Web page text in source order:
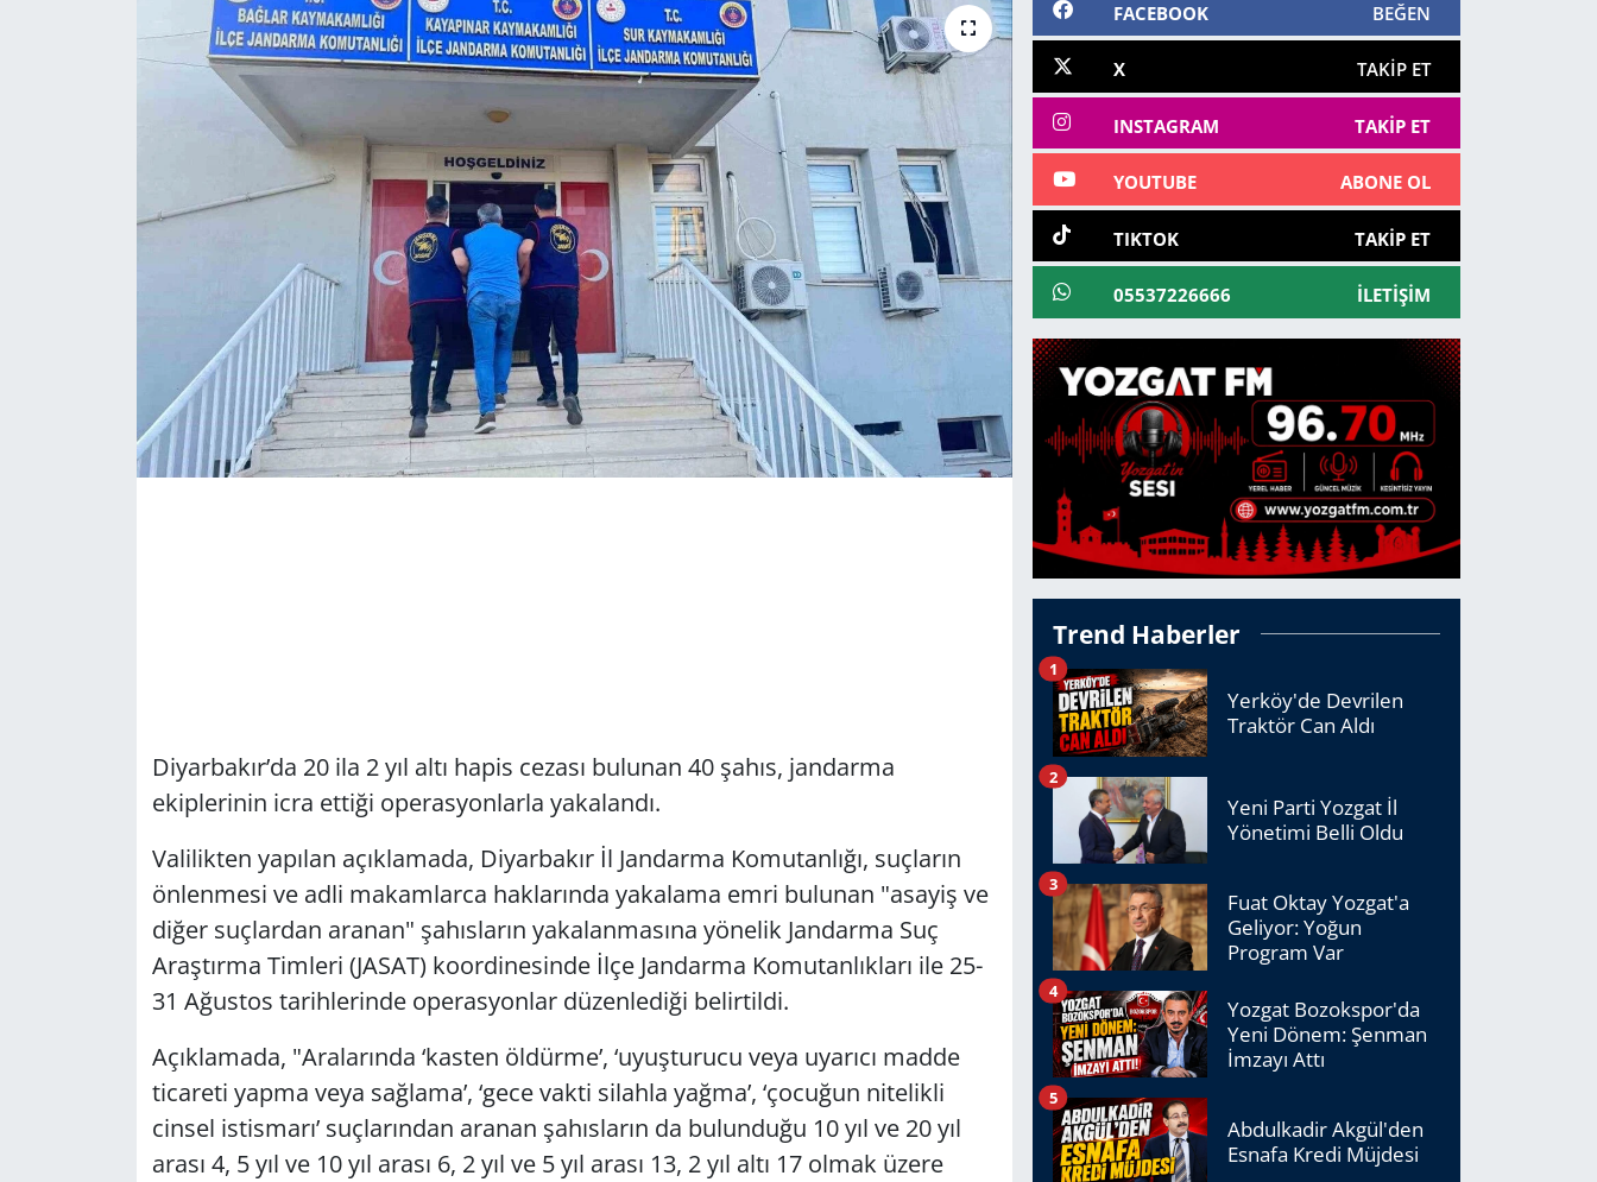
Diyarbakır’da 20 ila 2 yıl altı hapis cezası bulunan 40 şahıs, jandarma
ekiplerinin icra ettiği operasyonlarla yakalandı.
Valilikten yapılan açıklamada, Diyarbakır İl Jandarma Komutanlığı, suçların
önlenmesi ve adli makamlarca haklarında yakalama emri bulunan "asayiş ve
diğer suçlardan aranan" şahısların yakalanmasına yönelik Jandarma Suç
Araştırma Timleri (JASAT) koordinesinde İlçe Jandarma Komutanlıkları ile 25-
31 Ağustos tarihlerinde operasyonlar düzenlediği belirtildi.
Açıklamada, "Aralarında ‘kasten öldürme’, ‘uyuşturucu veya uyarıcı madde
ticareti yapma veya sağlama’, ‘gece vakti silahla yağma’, ‘çocuğun nitelikli
cinsel istismarı’ suçlarından aranan şahısların da bulunduğu 10 yıl ve 20 yıl
arası 4, 5 yıl ve 10 yıl arası 6, 2 yıl ve 5 yıl arası 13, 2 yıl altı 17 olmak üzere
FACEBOOK BEĞEN
X TAKIP ET
INSTAGRAM TAKIP ET
YOUTUBE ABONE OL
TIKTOK TAKIP ET
05537226666 İLETIŞIM
Trend Haberler
Yerköy'de Devrilen
Traktör Can Aldı
1
Yeni Parti Yozgat İl
Yönetimi Belli Oldu
2
Fuat Oktay Yozgat'a
Geliyor: Yoğun
Program Var
3
Yozgat Bozokspor'da
Yeni Dönem: Şenman
İmzayı Attı
4
Abdulkadir Akgül'den
Esnafa Kredi Müjdesi
5